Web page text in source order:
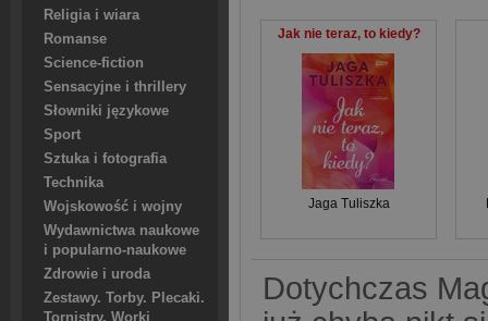
Religia i wiara
Romanse
Science-fiction
Sensacyjne i thrillery
Słowniki językowe
Sport
Sztuka i fotografia
Technika
Wojskowość i wojny
Wydawnictwa naukowe
i popularno-naukowe
Zdrowie i uroda
Zestawy. Torby. Plecaki.
Tornistry. Worki
Jak nie teraz, to kiedy?
Jaga Tuliszka
Dotychczas